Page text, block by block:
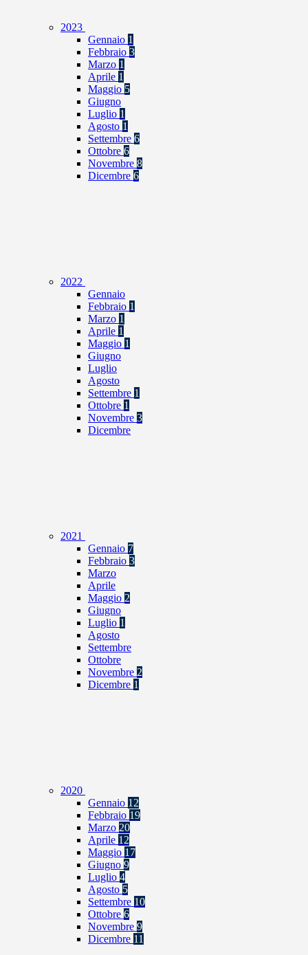
2023
Gennaio 1
Febbraio 3
Marzo 1
Aprile 1
Maggio 5
Giugno
Luglio 1
Agosto 1
Settembre 6
Ottobre 6
Novembre 8
Dicembre 6
2022
Gennaio
Febbraio 1
Marzo 1
Aprile 1
Maggio 1
Giugno
Luglio
Agosto
Settembre 1
Ottobre 1
Novembre 3
Dicembre
2021
Gennaio 7
Febbraio 3
Marzo
Aprile
Maggio 2
Giugno
Luglio 1
Agosto
Settembre
Ottobre
Novembre 2
Dicembre 1
2020
Gennaio 12
Febbraio 19
Marzo 20
Aprile 12
Maggio 17
Giugno 9
Luglio 4
Agosto 5
Settembre 10
Ottobre 6
Novembre 9
Dicembre 11